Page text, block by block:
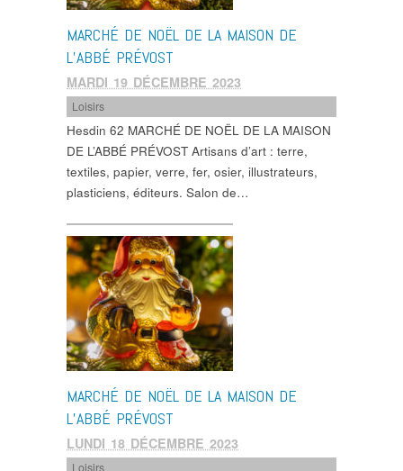
MARCHÉ DE NOËL DE LA MAISON DE
L’ABBÉ PRÉVOST
MARDI 19 DÉCEMBRE 2023
Loisirs
Hesdin 62 MARCHÉ DE NOËL DE LA MAISON
DE L’ABBÉ PRÉVOST Artisans d’art : terre,
textiles, papier, verre, fer, osier, illustrateurs,
plasticiens, éditeurs. Salon de…
MARCHÉ DE NOËL DE LA MAISON DE
L’ABBÉ PRÉVOST
LUNDI 18 DÉCEMBRE 2023
Loisirs